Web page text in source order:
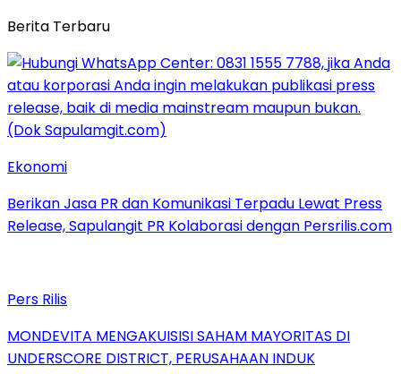
Berita Terbaru
Ekonomi
Berikan Jasa PR dan Komunikasi Terpadu Lewat Press
Release, Sapulangit PR Kolaborasi dengan Persrilis.com
Pers Rilis
MONDEVITA MENGAKUISISI SAHAM MAYORITAS DI
UNDERSCORE DISTRICT, PERUSAHAAN INDUK